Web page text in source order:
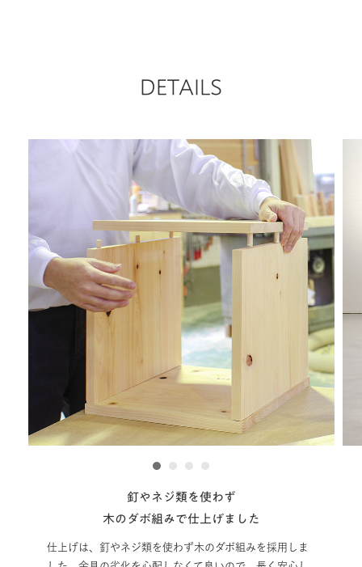
DETAILS
釘やネジ類を使わず
木のダボ組みで仕上げました
は、釘やネジ類を使わず木のダボ組みを採用しま
も安心の耐荷
1 2 3 4